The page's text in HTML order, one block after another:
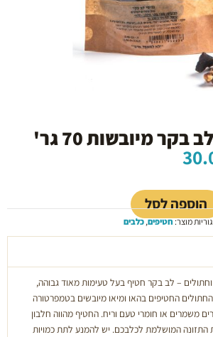
מיובשות 70 גר'
המחיר
הוא:
30.00 ₪.
הוספה לסל
מוצר:חטיפים,כלבים
– לב בקר חטיף בעל טעימות מאוד גבוהה,
החטיפים בהאו ומיאו מיובשים בטמפרטורה
משמרים או חומרי טעם וריח. החטיף מהווה חלבון
התזונה המושלמת לכלבכם. יש להמנע לתת כמויות